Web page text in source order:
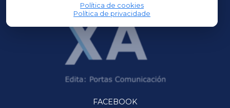
Política de cookies
Política de privacidade
FACEBOOK